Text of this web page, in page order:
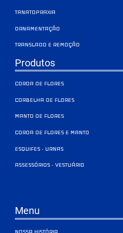
TANATOPRAXIA
ORNAMENTAÇÃO
TRANSLADO E REMOÇÃO
Produtos
COROA DE FLORES
CORBELHA DE FLORES
MANTO DE FLORES
COROA DE FLORES E MANTO
ESQUIFES - URNAS
ASSESSÓRIOS - VESTUÁRIO
Menu